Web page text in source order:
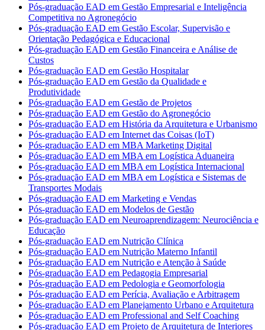
Pós-graduação EAD em Gestão Empresarial e Inteligência
Competitiva no Agronegócio
Pós-graduação EAD em Gestão Escolar, Supervisão e
Orientação Pedagógica e Educacional
Pós-graduação EAD em Gestão Financeira e Análise de
Custos
Pós-graduação EAD em Gestão Hospitalar
Pós-graduação EAD em Gestão da Qualidade e
Produtividade
Pós-graduação EAD em Gestão de Projetos
Pós-graduação EAD em Gestão do Agronegócio
Pós-graduação EAD em História da Arquitetura e Urbanismo
Pós-graduação EAD em Internet das Coisas (IoT)
Pós-graduação EAD em MBA Marketing Digital
Pós-graduação EAD em MBA em Logística Aduaneira
Pós-graduação EAD em MBA em Logística Internacional
Pós-graduação EAD em MBA em Logística e Sistemas de
Transportes Modais
Pós-graduação EAD em Marketing e Vendas
Pós-graduação EAD em Modelos de Gestão
Pós-graduação EAD em Neuroaprendizagem: Neurociência e
Educação
Pós-graduação EAD em Nutrição Clínica
Pós-graduação EAD em Nutrição Materno Infantil
Pós-graduação EAD em Nutrição e Atenção à Saúde
Pós-graduação EAD em Pedagogia Empresarial
Pós-graduação EAD em Pedologia e Geomorfologia
Pós-graduação EAD em Perícia, Avaliação e Arbitragem
Pós-graduação EAD em Planejamento Urbano e Arquitetura
Pós-graduação EAD em Professional and Self Coaching
Pós-graduação EAD em Projeto de Arquitetura de Interiores